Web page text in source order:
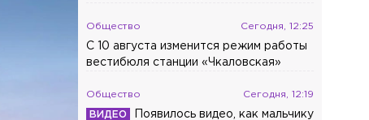
Общество Сегодня, 12:25
С 10 августа изменится режим работы
вестибюля станции «Чкаловская»
Общество Сегодня, 12:19
Появилось видео, как мальчику